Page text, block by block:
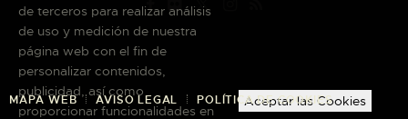
MAPA WEB AVISO LEGAL POLÍTICA DE COOKIES
de terceros para realizar análisis
de uso y medición de nuestra
página web con el fin de
personalizar contenidos,
publicidad, así como
proporcionar funcionalidades en
Aceptar las Cookies